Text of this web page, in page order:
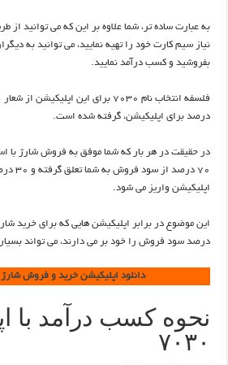
به عبارت ساده تر، شما علاوه بر این که می توانید از
نیاز سیم کارت خود را تهیه نمایید، می توانید به
بفروشید و کسب درآمد نمایید.
درصد برای اپلیکیشن، گرفته شده است.
در حقیقت در هر بار که شما موفق به فروش شارژ با
۷۰
اپلیکیشن واریز می شود.
درصد سود فروش را خود بر می دارند، می تواند بسیار
دانلود اپلیکیشن خرید و فروش شارژ
نحوه کسب درآمد با
۷۰۳۰